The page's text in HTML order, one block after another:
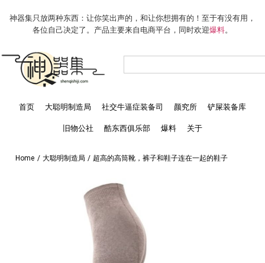
神器集只放两种东西：让你笑出声的，和让你想拥有的！至于有没有用，
各位自己决定了。产品主要来自电商平台，同时欢迎爆料。
首页 大聪明制造局 社交牛逼症装备司 颜究所 铲屎装备库
旧物公社 酷东西俱乐部 爆料 关于
Home / 大聪明制造局 / 超高的高筒靴，裤子和鞋子连在一起的鞋子